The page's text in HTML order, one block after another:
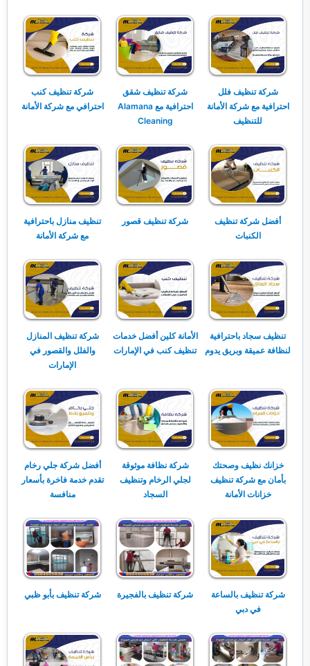
شركة تنظيف فلل
احترافية مع شركة الأمانة
للتنظيف
شركة تنظيف شقق
احترافية مع Alamana
Cleaning
شركة تنظيف كنب
احترافي مع شركة الأمانة
أفضل شركة تنظيف
الكنبات
شركة تنظيف قصور
تنظيف منازل باحترافية
مع شركة الأمانة
تنظيف سجاد باحترافية
لنظافة عميقة وبريق يدوم
الأمانة كلين أفضل خدمات
تنظيف كنب في الإمارات
شركة تنظيف المنازل
والفلل والقصور في
الإمارات
خزانك نظيف وصحتك
بأمان مع شركة تنظيف
خزانات الأمانة
شركة نظافة موثوقة
لجلي الرخام وتنظيف
السجاد
أفضل شركة جلي رخام
تقدم خدمة فاخرة بأسعار
منافسة
شركة تنظيف بالساعة
في دبي
شركة تنظيف بالفجيرة شركة تنظيف بأبو ظبي